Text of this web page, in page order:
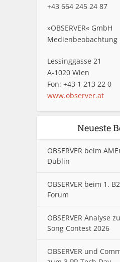
+43 664 245 24 87
»OBSERVER« GmbH
Medienbeobachtung
Lessinggasse 21
A-1020 Wien
Fon: +43 1 213 22 0
www.observer.at
Neueste
OBSERVER beim
Dublin
OBSERVER beim 1.
Forum
OBSERVER Analyse
Song Contest 2026
OBSERVER und